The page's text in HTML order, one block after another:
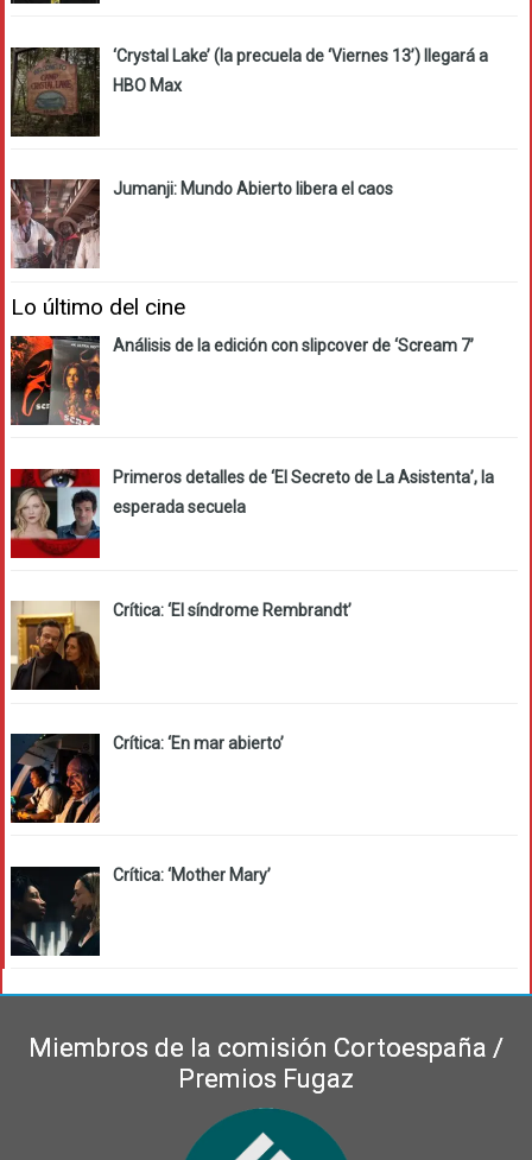
‘Crystal Lake’ (la precuela de ‘Viernes 13’) llegará a
HBO Max
Jumanji: Mundo Abierto libera el caos
Lo último del cine
Análisis de la edición con slipcover de ‘Scream 7’
Primeros detalles de ‘El Secreto de La Asistenta’, la
esperada secuela
Crítica: ‘El síndrome Rembrandt’
Crítica: ‘En mar abierto’
Crítica: ‘Mother Mary’
Miembros de la comisión Cortoespaña /
Premios Fugaz